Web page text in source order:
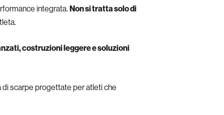
integrata.Non si tratta solo di
costruzioni leggere e soluzioni
di scarpe progettate per atleti che